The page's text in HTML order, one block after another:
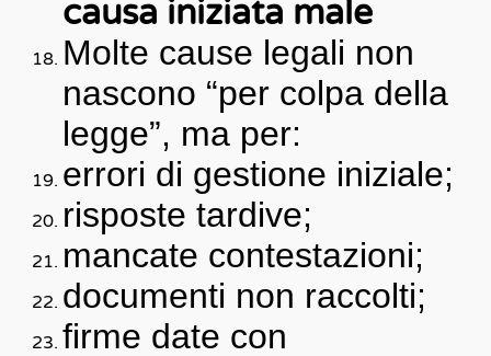
causa iniziata male
Molte cause legali non
nascono “per colpa della
legge”, ma per:
errori di gestione iniziale;
risposte tardive;
mancate contestazioni;
documenti non raccolti;
firme date con